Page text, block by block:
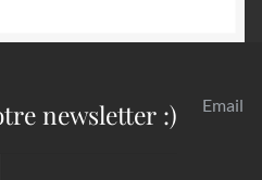
newsletter :) Email